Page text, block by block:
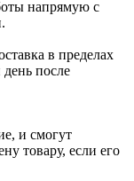
напрямую с
в пределах
после
и смогут
товару, если его